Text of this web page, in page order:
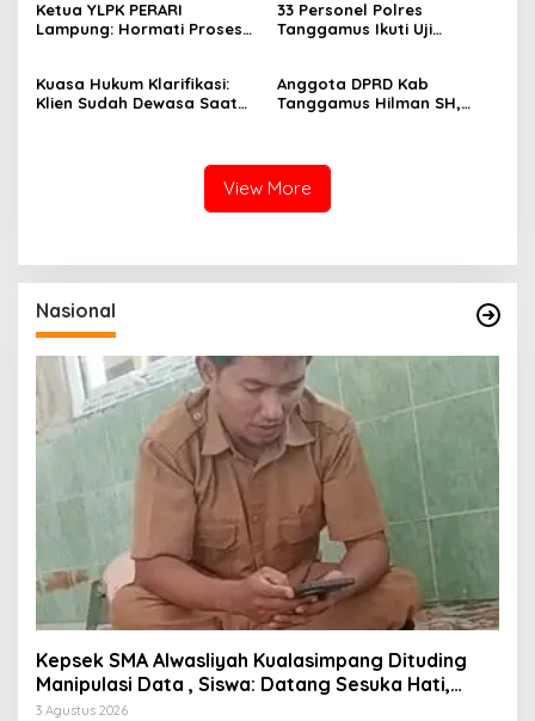
Dicemarkan”
Putra Masuk Tahap
Perkembangan
Ketua YLPK PERARI
Lampung: Hormati Proses
Isu Pergantian Sekda dan
Dugaan Makar ini Akan Kita
33 Personel Polres
Tanggamus Ikuti Uji
Senpi
Kuasa Hukum Klarifikasi:
Klien Sudah Dewasa Saat
Anggota DPRD Kab
Tanggamus Hilman SH,
View More
Nasional
Kepsek SMA Alwasliyah Kualasimpang Dituding
Manipulasi Data , Siswa: Datang Sesuka Hati,
Dana MBG Disalurkan ke Guru & Pesantren
3 Agustus 2026